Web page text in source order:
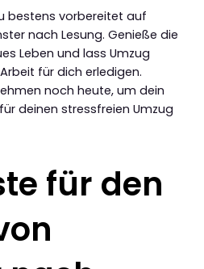
bestens vorbereitet auf
nach Lesung. Genieße die
Leben und lass Umzug
für dich erledigen.
noch heute, um dein
deinen stressfreien Umzug
für den